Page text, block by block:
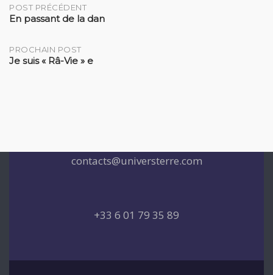
Post
POST PRÉCÉDENT
En passant de la dan
PROCHAIN POST
Je suis « Râ-Vie » e
contacts@universterre.com
+33 6 01 79 35 89